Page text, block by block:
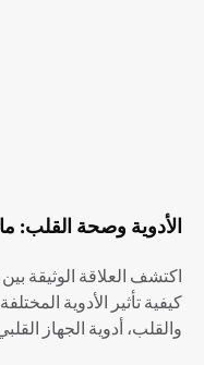
الأدوية وصحة القلب: ما
اكتشف العلاقة الوثيقة
كيفية تأثير الأدوية
والقلب، أدوية الجهاز